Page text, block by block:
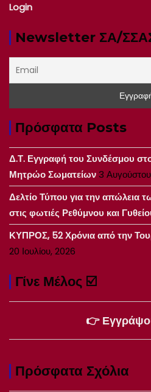
Login
Newsletter ΣΑ/
Πρόσφατα Posts
Δ.Τ. Εγγραφή του Συνδέσμου στο
Μητρώο Σωματείων3
Δελτίο Τύπου για την απώλεια
στις φωτιές Ρεθύμνου και
ΚΥΠΡΟΣ, 52 Χρόνια από την
20 Ιουλίου, 2026
Γίνε Μέλος ☑️
👉
Πρόσφατα Σχόλια